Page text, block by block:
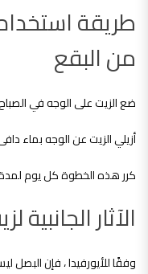
طريقة
من البقع
ضع الزيت على الوجه في الصباح.
أزيلي الزيت عن الوجه بماء
كرر هذه الخطوة كل يوم لمدة 3 أشهر للحصول على أفضل
الآثار الجانبية